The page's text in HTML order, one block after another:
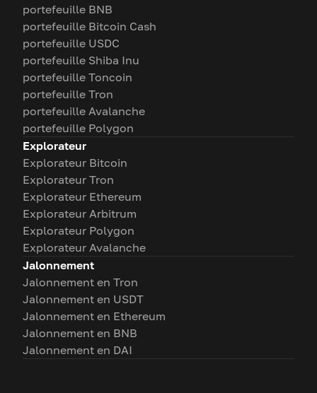
portefeuille BNB
portefeuille Bitcoin Cash
portefeuille USDC
portefeuille Shiba Inu
portefeuille Toncoin
portefeuille Tron
portefeuille Avalanche
portefeuille Polygon
Explorateur
Explorateur Bitcoin
Explorateur Tron
Explorateur Ethereum
Explorateur Arbitrum
Explorateur Polygon
Explorateur Avalanche
Jalonnement
Jalonnement en Tron
Jalonnement en USDT
Jalonnement en Ethereum
Jalonnement en BNB
Jalonnement en DAI